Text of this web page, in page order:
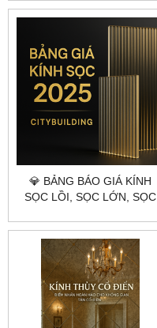
KHÔNG GIAN HIỆN ĐẠI
💎 BẢNG BÁO GIÁ KÍNH
SỌC LỒI, SỌC LỚN, SỌC
CITYBUILDING | XƯỞNG
GIA CÔNG CHUYÊN
NGHIỆP HÀ NỘI & TP.HCM